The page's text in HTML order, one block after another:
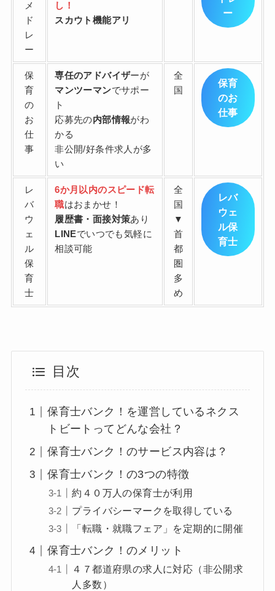
メ
ド
レ
ー
し！
スカウト機能アリ
ー
保
育
の
お
仕
事
専任のアドバイザーが
マンツーマンでサポー
ト
応募先の内部情報がわ
かる
非公開/好条件求人が多
い
全
国
保育
のお
仕事
レ
バ
ウ
ェ
ル
保
育
士
6か月以内のスピード転
職はおまかせ！
履歴書・面接対策あり
LINEでいつでも気軽に
相談可能
全
国
▼
首
都
圏
多
め
レバ
ウェ
ル保
育士
目次
保育士バンク！を運営しているネクス
トビートってどんな会社？
保育士バンク！のサービス内容は？
保育士バンク！の3つの特徴
約４０万人の保育士が利用
プライバシーマークを取得している
「転職・就職フェア」を定期的に開催
保育士バンク！のメリット
４７都道府県の求人に対応（非公開求
人多数）